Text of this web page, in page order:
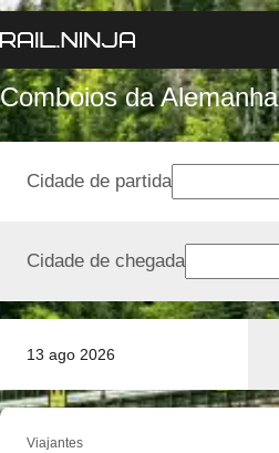
Comboios da Alemanha
13 ago 2026
Cidade de partida
Cidade de chegada
Viajantes